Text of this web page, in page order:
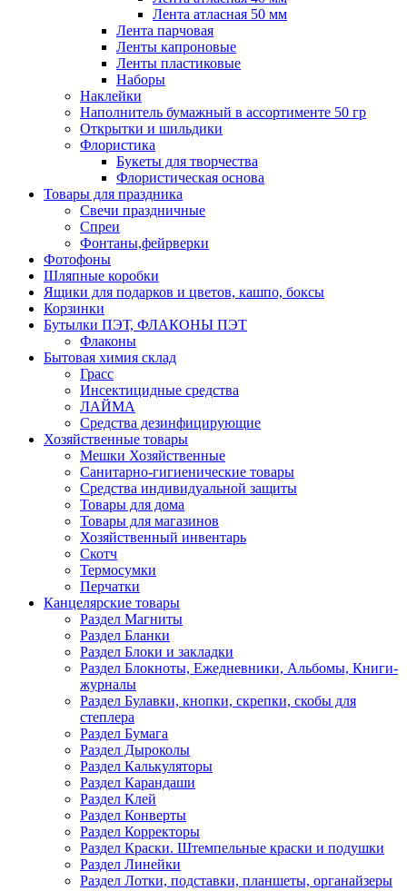
Лента атласная 50 мм
Лента парчовая
Ленты капроновые
Ленты пластиковые
Наборы
Наклейки
Наполнитель бумажный в ассортименте 50 гр
Открытки и шильдики
Флористика
Букеты для творчества
Флористическая основа
Товары для праздника
Свечи праздничные
Спреи
Фонтаны,фейрверки
Фотофоны
Шляпные коробки
Ящики для подарков и цветов, кашпо, боксы
Корзинки
Бутылки ПЭТ, ФЛАКОНЫ ПЭТ
Флаконы
Бытовая химия склад
Грасс
Инсектицидные средства
ЛАЙМА
Средства дезинфицирующие
Хозяйственные товары
Мешки Хозяйственные
Санитарно-гигиенические товары
Средства индивидуальной защиты
Товары для дома
Товары для магазинов
Хозяйственный инвентарь
Скотч
Термосумки
Перчатки
Канцелярские товары
Раздел Магниты
Раздел Бланки
Раздел Блоки и закладки
Раздел Блокноты, Ежедневники, Альбомы, Книги-
журналы
Раздел Булавки, кнопки, скрепки, скобы для
степлера
Раздел Бумага
Раздел Дыроколы
Раздел Калькуляторы
Раздел Карандаши
Раздел Клей
Раздел Конверты
Раздел Корректоры
Раздел Краски. Штемпельные краски и подушки
Раздел Линейки
Раздел Лотки, подставки, планшеты, органайзеры